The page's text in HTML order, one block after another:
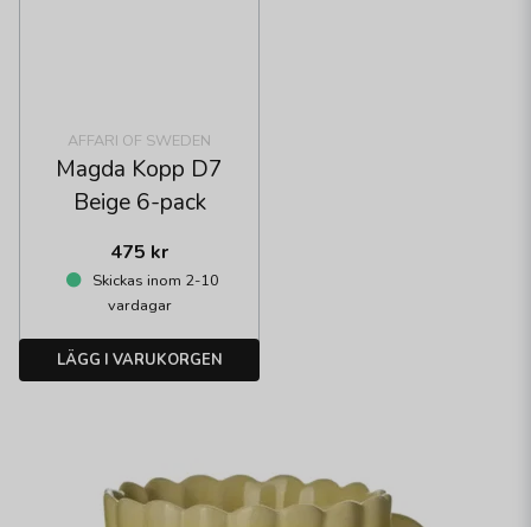
AFFARI OF SWEDEN
Magda Kopp D7
Beige 6-pack
475 kr
Skickas inom 2-10
vardagar
LÄGG I VARUKORGEN